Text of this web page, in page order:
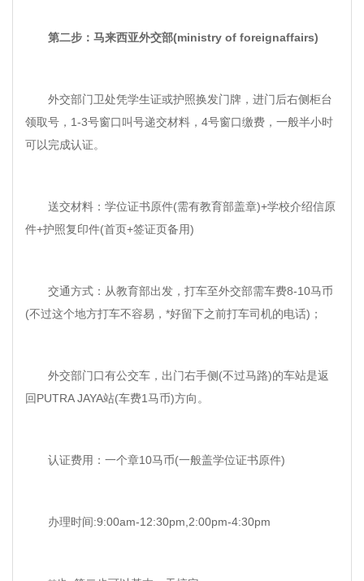
第二步：马来西亚外交部(ministry of foreignaffairs)
外交部门卫处凭学生证或护照换发门牌，进门后右侧柜台
领取号，1-3号窗口叫号递交材料，4号窗口缴费，一般半小时
可以完成认证。
送交材料：学位证书原件(需有教育部盖章)+学校介绍信原
件+护照复印件(首页+签证页备用)
交通方式：从教育部出发，打车至外交部需车费8-10马币
(不过这个地方打车不容易，*好留下之前打车司机的电话)；
外交部门口有公交车，出门右手侧(不过马路)的车站是返
回PUTRA JAYA站(车费1马币)方向。
认证费用：一个章10马币(一般盖学位证书原件)
办理时间:9:00am-12:30pm,2:00pm-4:30pm